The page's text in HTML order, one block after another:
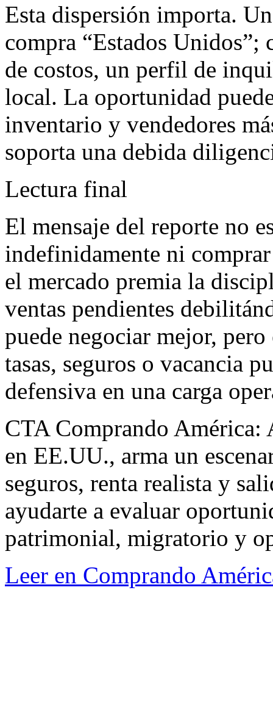
Esta dispersión importa.
compra “Estados Unidos”;
de costos, un perfil de
local. La oportunidad
inventario y vendedores
soporta una debida
Lectura final
El mensaje del reporte no
indefinidamente ni
el mercado premia la
ventas pendientes
puede negociar mejor,
tasas, seguros o vacancia
defensiva en una carga
CTA Comprando América:
en EE.UU., arma un
seguros, renta realista y
ayudarte a evaluar
patrimonial, migratorio y
Leer en Comprando